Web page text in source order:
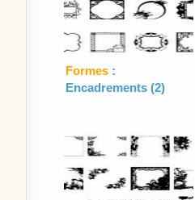
Formes :
Encadrements (2)